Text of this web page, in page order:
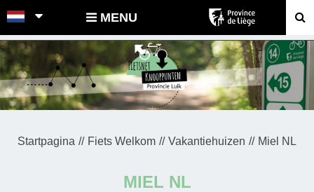
POINTS-NOEUDS MENU
Startpagina Fiets Welkom Vakantiehuizen Miel NL
MIEL NL